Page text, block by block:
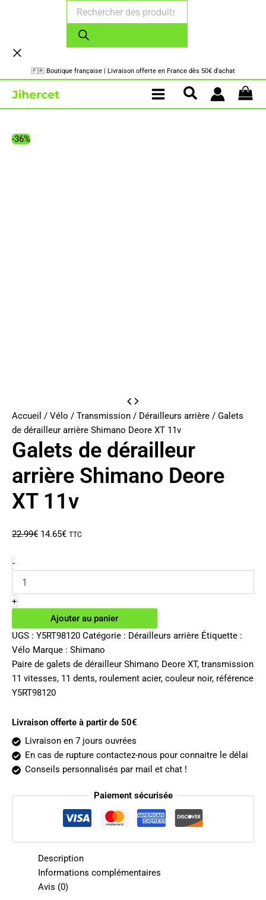
produits
🇫🇷 Boutique française | Livraison offerte en France dès 50€ d'achat
-36%
Accueil / Vélo / Transmission / Dérailleurs arrière / Galets
de dérailleur arrière Shimano Deore XT 11v
Galets de dérailleur
arrière Shimano Deore
XT 11v
22.99€ Le
14.65€Le
TTC
-quantité
de
Galets
de
dérailleur
Shimano
Deore
11v
+
Ajouter au panier
UGS : Y5RT98120 Catégorie : Dérailleurs arrière Étiquette :
Vélo Marque : Shimano
Paire de galets de dérailleur Shimano Deore XT, transmission
11 vitesses, 11 dents, roulement acier, couleur noir, référence
Y5RT98120
Livraison offerte à partir de 50€
Livraison en 7 jours ouvrées
En cas de rupture contactez-nous pour connaitre le délai
Conseils personnalisés par mail et chat !
Paiement sécurisée
Description
Informations complémentaires
Avis (0)